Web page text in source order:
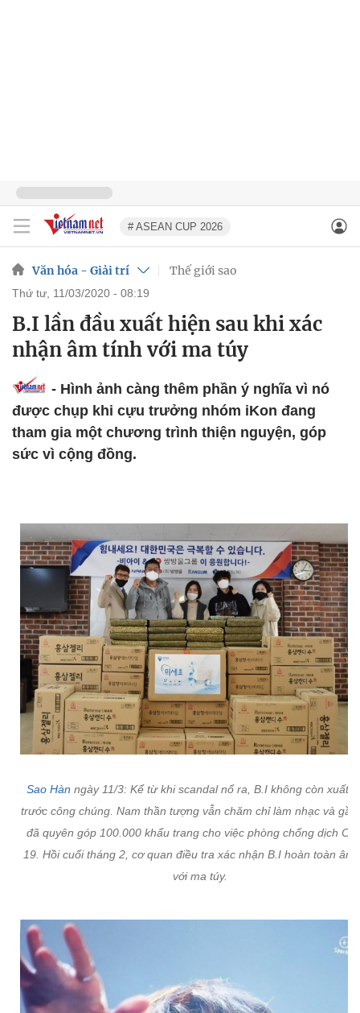
# ASEAN CUP 2026
Văn hóa - Giải trí Thế giới sao
thứ tư, 11/03/2020 - 08:19
B.I lần đầu xuất hiện sau khi xác
nhận âm tính với ma túy
- Hình ảnh càng thêm phần ý nghĩa vì nó
được chụp khi cựu trưởng nhóm iKon đang
tham gia một chương trình thiện nguyện, góp
sức vì cộng đồng.
Sao Hàn ngày 11/3: Kể từ khi scandal nổ ra, B.I không còn xuất
trước công chúng. Nam thần tượng vẫn chăm chỉ làm nhạc và gần
đã quyên góp 100.000 khẩu trang cho việc phòng chống dịch
19. Hồi cuối tháng 2, cơ quan điều tra xác nhận B.I hoàn toàn âm
với ma túy.